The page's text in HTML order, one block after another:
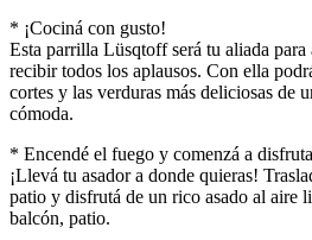
* ¡Cociná con gusto!
Esta parrilla Lüsqtoff será tu aliada para
recibir todos los aplausos. Con ella
cortes y las verduras más deliciosas de
cómoda.
* Encendé el fuego y comenzá a
¡Llevá tu asador a donde quieras!
patio y disfrutá de un rico asado al aire
balcón, patio.